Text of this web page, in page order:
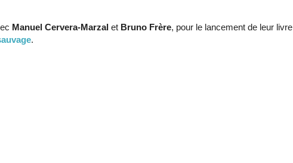
Manuel Cervera-Marzalet Bruno Frère, pour le lancement de leur livre
.